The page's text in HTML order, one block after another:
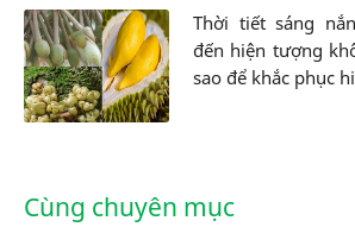
Thời tiết sáng
đến hiện tượng
sao để khắc phục
Cùng chuyên mục